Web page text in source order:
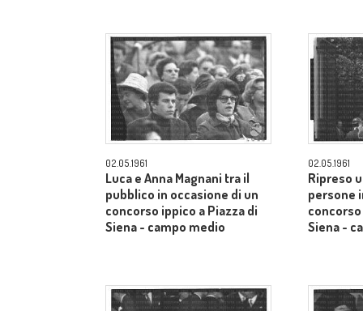
02.05.1961
Luca e Anna Magnani tra il
pubblico in occasione di un
concorso ippico a Piazza di
Siena - campo medio
02.05.1961
Ripreso
persone
Siena -